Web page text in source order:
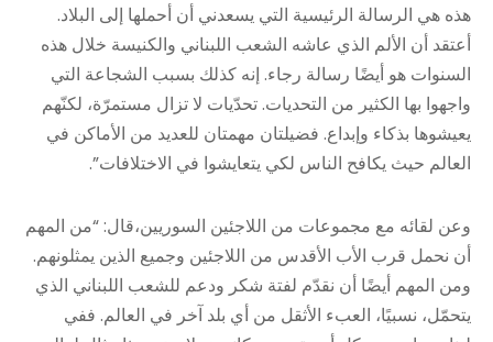
هذه هي الرسالة الرئيسية التي يسعدني أن أحملها إلى البلاد.
أعتقد أن الألم الذي عاشه الشعب اللبناني والكنيسة خلال هذه
السنوات هو أيضًا رسالة رجاء. إنه كذلك بسبب الشجاعة التي
واجهوا بها الكثير من التحديات. تحدّيات لا تزال مستمرّة، لكنّهم
يعيشوها بذكاء وإبداع. فضيلتان مهمتان للعديد من الأماكن في
العالم حيث يكافح الناس لكي يتعايشوا في الاختلافات”.
وعن لقائه مع مجموعات من اللاجئين السوريين،قال: “من المهم
أن نحمل قرب الأب الأقدس من اللاجئين وجميع الذين يمثلونهم.
ومن المهم أيضًا أن نقدّم لفتة شكر ودعم للشعب اللبناني الذي
يتحمّل، نسبيًا، العبء الأثقل من أي بلد آخر في العالم. ففي